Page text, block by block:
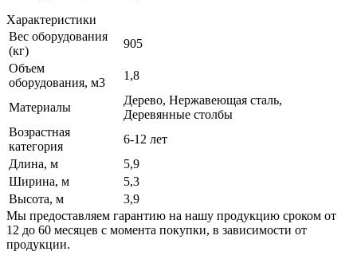
Характеристики
Вес оборудования
(кг)
905
Объем
оборудования, м3
1,8
Материалы
Дерево, Нержавеющая сталь,
Деревянные столбы
Возрастная
категория
6-12 лет
Длина, м
5,9
Ширина, м
5,3
Высота, м
3,9
Мы предоставляем гарантию на нашу продукцию сроком от
12 до 60 месяцев с момента покупки, в зависимости от
продукции.